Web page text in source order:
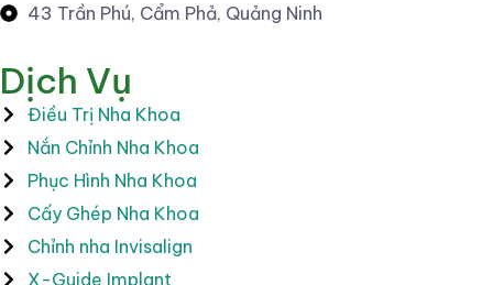
43 Trần Phú, Cẩm Phả, Quảng Ninh
Dịch Vụ
Điều Trị Nha Khoa
Nắn Chỉnh Nha Khoa
Phục Hình Nha Khoa
Cấy Ghép Nha Khoa
Chỉnh nha Invisalign
X-Guide Implant